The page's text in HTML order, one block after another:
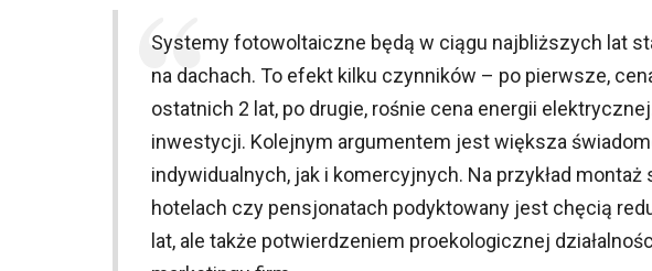
Systemy fotowoltaiczne będą w ciągu najbliższych lat
na dachach. To efekt kilku czynników – po pierwsze,
ostatnich 2 lat, po drugie, rośnie cena energii
inwestycji. Kolejnym argumentem jest większa
indywidualnych, jak i komercyjnych. Na przykład
hotelach czy pensjonatach podyktowany jest chęcią
lat, ale także potwierdzeniem proekologicznej